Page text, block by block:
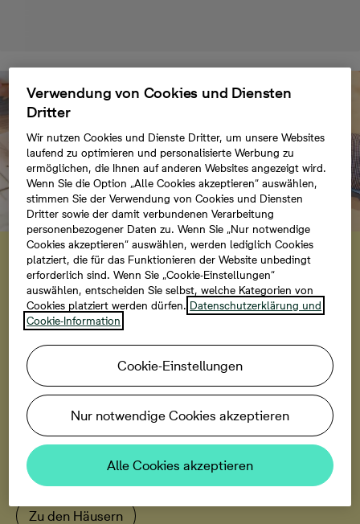
Einladung
Besichtigungstag am
06.09.2026
Entdecken Sie von 10 bis 13 Uhr das neue Quartier bei
einer Tour und lassen Sie sich vor Ort persönlich
beraten. Informieren Sie sich über unsere neuen
Häuser sowie deren Ausstattung. Darüber hinaus
empfehlen wir Ihnen einen Spaziergang durch die
Nachbarschaft. Nutzen Sie die Gelegenheit, um den
Rohbau von innen zu besichtigen. Wir freuen uns auf
Ihren Besuch.
Zu den Häusern
Verwendung von Cookies und Diensten
Dritter
Wir nutzen Cookies und Dienste Dritter, um unsere Websites
laufend zu optimieren und personalisierte Werbung zu
ermöglichen, die Ihnen auf anderen Websites angezeigt wird.
Wenn Sie die Option „Alle Cookies akzeptieren“ auswählen,
stimmen Sie der Verwendung von Cookies und Diensten
Dritter sowie der damit verbundenen Verarbeitung
personenbezogener Daten zu. Wenn Sie „Nur notwendige
Cookies akzeptieren“ auswählen, werden lediglich Cookies
platziert, die für das Funktionieren der Website unbedingt
erforderlich sind. Wenn Sie „Cookie-Einstellungen“
auswählen, entscheiden Sie selbst, welche Kategorien von
Cookies platziert werden dürfen. Datenschutzerklärung und
Cookie-Information
Cookie-Einstellungen
Nur notwendige Cookies akzeptieren
Alle Cookies akzeptieren